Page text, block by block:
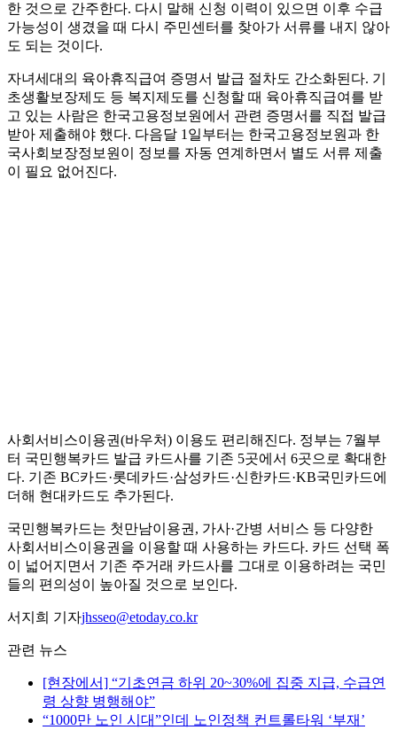
한 것으로 간주한다. 다시 말해 신청 이력이 있으면 이후 수급
가능성이 생겼을 때 다시 주민센터를 찾아가 서류를 내지 않아
도 되는 것이다.
자녀세대의 육아휴직급여 증명서 발급 절차도 간소화된다. 기
초생활보장제도 등 복지제도를 신청할 때 육아휴직급여를 받
고 있는 사람은 한국고용정보원에서 관련 증명서를 직접 발급
받아 제출해야 했다. 다음달 1일부터는 한국고용정보원과 한
국사회보장정보원이 정보를 자동 연계하면서 별도 서류 제출
이 필요 없어진다.
사회서비스이용권(바우처) 이용도 편리해진다. 정부는 7월부
터 국민행복카드 발급 카드사를 기존 5곳에서 6곳으로 확대한
다. 기존 BC카드·롯데카드·삼성카드·신한카드·KB국민카드에
더해 현대카드도 추가된다.
국민행복카드는 첫만남이용권, 가사·간병 서비스 등 다양한
사회서비스이용권을 이용할 때 사용하는 카드다. 카드 선택 폭
이 넓어지면서 기존 주거래 카드사를 그대로 이용하려는 국민
들의 편의성이 높아질 것으로 보인다.
서지희 기자jhsseo@etoday.co.kr
관련 뉴스
[현장에서] “기초연금 하위 20~30%에 집중 지급, 수급연
령 상향 병행해야”
“1000만 노인 시대”인데 노인정책 컨트롤타워 ‘부재’